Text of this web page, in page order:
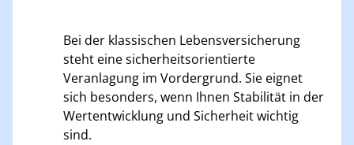
Bei der klassischen Lebensversicherung
steht eine sicherheitsorientierte
Veranlagung im Vordergrund. Sie eignet
sich besonders, wenn Ihnen Stabilität in der
Wertentwicklung und Sicherheit wichtig
sind.